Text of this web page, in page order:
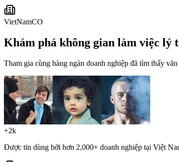
VietNamCO
Khám phá không gian làm việc lý
Tham gia cùng hàng ngàn doanh nghiệp đã tìm thấy
+2k
Được tin dùng bởi hơn 2,000+ doanh nghiệp tại Việt